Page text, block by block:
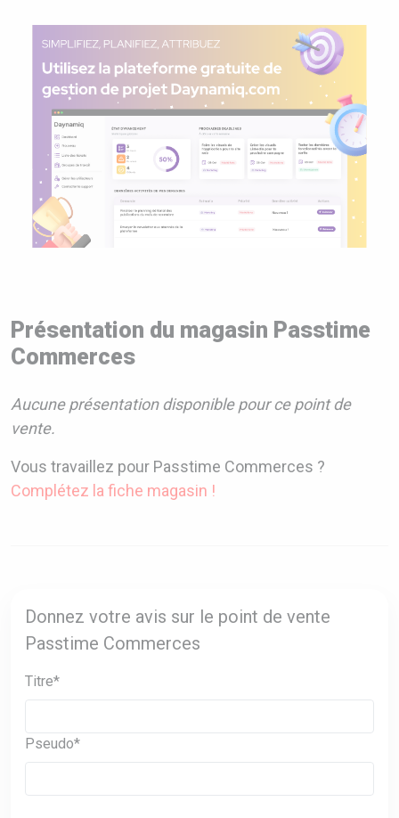
Présentation du magasin Passtime
Commerces
Aucune présentation disponible pour ce point de
vente.
Vous travaillez pour Passtime Commerces ?
Complétez la fiche magasin !
Donnez votre avis sur le point de vente
Passtime Commerces
Titre*
Pseudo*